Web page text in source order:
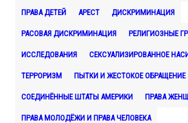
ПРАВА ДЕТЕЙ АРЕСТ ДИСКРИМИНАЦИЯ
РАСОВАЯ ДИСКРИМИНАЦИЯ РЕЛИГИОЗНЫЕ
ИССЛЕДОВАНИЯ СЕКСУАЛИЗИРОВАННОЕ
ТЕРРОРИЗМ ПЫТКИ И ЖЕСТОКОЕ ОБРАЩЕНИЕ
СОЕДИНЁННЫЕ ШТАТЫ АМЕРИКИ ПРАВА
ПРАВА МОЛОДЁЖИ И ПРАВА ЧЕЛОВЕКА